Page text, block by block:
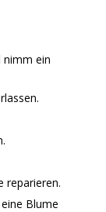
nimm ein
reparieren.
Blume